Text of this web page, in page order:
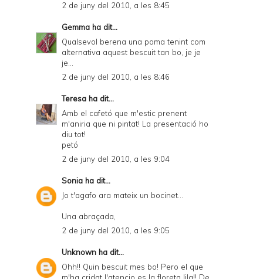
2 de juny del 2010, a les 8:45
Gemma ha dit...
Qualsevol berena una poma tenint com
alternativa aquest bescuit tan bo, je je
je...
2 de juny del 2010, a les 8:46
Teresa ha dit...
Amb el cafetó que m'estic prenent
m'aniria que ni pintat! La presentació ho
diu tot!
petó
2 de juny del 2010, a les 9:04
Sonia ha dit...
Jo t'agafo ara mateix un bocinet...
Una abraçada,
2 de juny del 2010, a les 9:05
Unknown ha dit...
Ohh!! Quin bescuit mes bo! Pero el que
m'ha cridat l'atencio es la floreta lila!! De